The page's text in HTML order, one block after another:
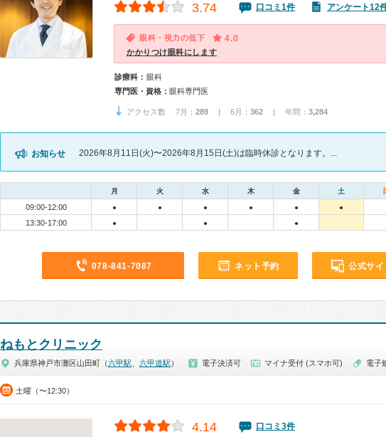
3.74 口コミ1件 アンケート12
眼科・視力の低下 4.0
かかりつけ眼科にします
診療科： 眼科
専門医・資格： 眼科専門医
アクセス数 7月： 289 | 6月： 362 | 年間： 3,284
お知らせ 2026年8月11日(火)〜2026年8月15日(土)は臨時休診となります。...
月 火 水 木 金 土
09:00-12:00 ● ● ● ● ● ●
13:30-17:00 ● ● ●
078-841-7087 ネット予約 公式サイ
ねもとクリニック
兵庫県神戸市灘区山田町（六甲駅 六甲道駅 ） 電子決済可 マイナ受付 (スマホ可) 電子
土曜（〜12:30）
4.14 口コミ3件